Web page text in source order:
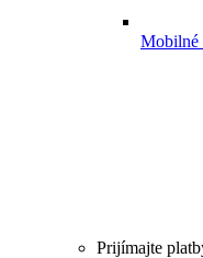
Mobilné
Prijímajte